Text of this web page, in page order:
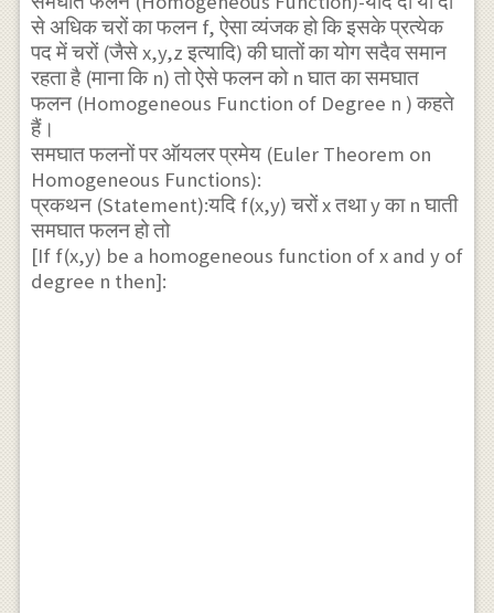
से अधिक चरों का फलन f, ऐसा व्यंजक हो कि इसके प्रत्येक
पद में चरों (जैसे x,y,z इत्यादि) की घातों का योग सदैव समान
रहता है (माना कि n) तो ऐसे फलन को n घात का समघात
फलन (Homogeneous Function of Degree n ) कहते
हैं।
समघात फलनों पर ऑयलर प्रमेय (Euler Theorem on
Homogeneous Functions):
प्रकथन (Statement):यदि f(x,y) चरों x तथा y का n घाती
समघात फलन हो तो
[If f(x,y) be a homogeneous function of x and y of
degree n then]: